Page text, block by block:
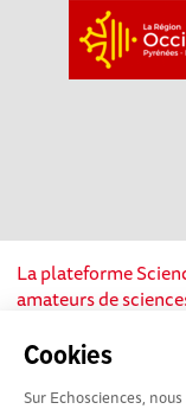
Cookies
Sur Echosciences,
La plateforme
amateurs de
soutien de